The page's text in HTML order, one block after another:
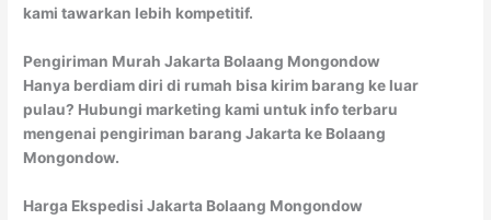
kami tawarkan lebih kompetitif.
Pengiriman Murah Jakarta Bolaang Mongondow
Hanya berdiam diri di rumah bisa kirim barang ke luar
pulau? Hubungi marketing kami untuk info terbaru
mengenai pengiriman barang Jakarta ke Bolaang
Mongondow.
Harga Ekspedisi Jakarta Bolaang Mongondow